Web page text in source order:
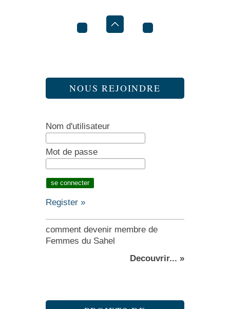
NOUS REJOINDRE
Nom d'utilisateur
Mot de passe
Register »
comment devenir membre de
Femmes du Sahel
Decouvrir... »